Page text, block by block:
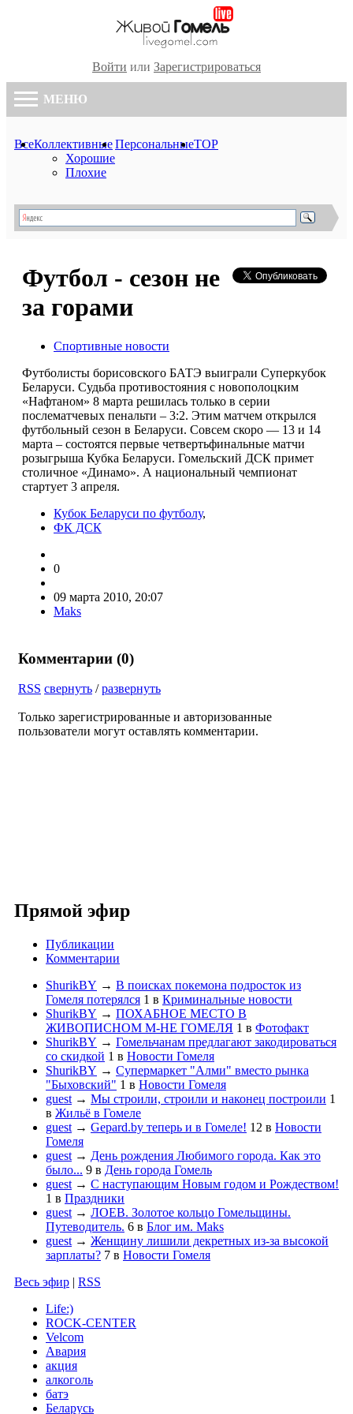
Войти или Зарегистрироваться
МЕНЮ
ВсеКоллективные
Хорошие
Плохие
ПерсональныеTOP
Футбол - сезон не
за горами
Спортивные новости
Футболисты борисовского БАТЭ выиграли Суперкубок
Беларуси. Судьба противостояния с новополоцким
«Нафтаном» 8 марта решилась только в серии
послематчевых пенальти – 3:2. Этим матчем открылся
футбольный сезон в Беларуси. Совсем скоро — 13 и 14
марта – состоятся первые четвертьфинальные матчи
розыгрыша Кубка Беларуси. Гомельский ДСК примет
столичное «Динамо». А национальный чемпионат
стартует 3 апреля.
Кубок Беларуси по футболу,
ФК ДСК
0
09 марта 2010, 20:07
Maks
Комментарии (0)
RSS свернуть /развернуть
Только зарегистрированные и авторизованные
пользователи могут оставлять комментарии.
Прямой эфир
Публикации
Комментарии
ShurikBY → В поисках покемона подросток из
Гомеля потерялся 1 в Криминальные новости
ShurikBY → ПОХАБНОЕ МЕСТО В
ЖИВОПИСНОМ М-НЕ ГОМЕЛЯ 1 в Фотофакт
ShurikBY → Гомельчанам предлагают закодироваться
со скидкой 1 в Новости Гомеля
ShurikBY → Супермаркет "Алми" вместо рынка
"Быховский" 1 в Новости Гомеля
guest → Мы строили, строили и наконец построили 1
в Жильё в Гомеле
guest → Gepard.by теперь и в Гомеле! 12 в Новости
Гомеля
guest → День рождения Любимого города. Как это
было... 9 в День города Гомель
guest → С наступающим Новым годом и Рождеством!
1 в Праздники
guest → ЛОЕВ. Золотое кольцо Гомельщины.
Путеводитель. 6 в Блог им. Maks
guest → Женщину лишили декретных из-за высокой
зарплаты? 7 в Новости Гомеля
Весь эфир | RSS
Life:)
ROCK-CENTER
Velcom
Авария
акция
алкоголь
батэ
Беларусь